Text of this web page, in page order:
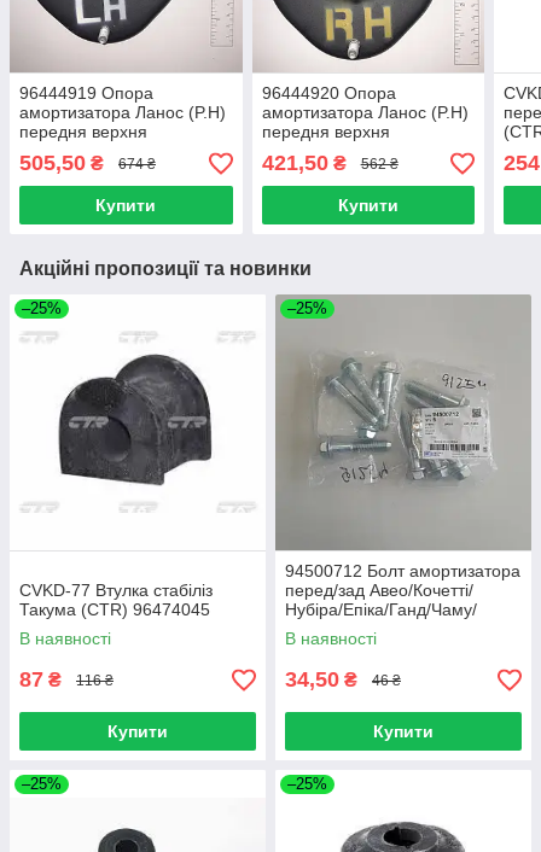
96444919 Опора
амортизатора Ланос (P.H)
передня верхня
(підшипник KOYO) ліва
(оригінал)
505,50 ₴ 674 ₴
Купити
96444920 Опора
амортизатора Ланос (P.H)
передня верхня
(підшипник KOYO) права
(оригінал)
421,50₴ 562 ₴
Купити
Акційні пропозиції та новинки
–25%
CVKD-77 Втулка стабіліз
Такума (CTR) 96474045
В наявності
87 ₴ 116 ₴
Купити
–25%
94500712 Болт амортизатора
перед/зад Авео/Кочетті/
Нубіра/Епіка/Ганд/Чаму/
Леганза (GM)
В наявності
34,50 ₴ 46 ₴
Купити
–25% –25%